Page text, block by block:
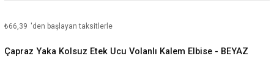
₺66,39 'den başlayan taksitlerle
Çapraz Yaka Kolsuz Etek Ucu Volanlı Kalem Elbise - BEYAZ